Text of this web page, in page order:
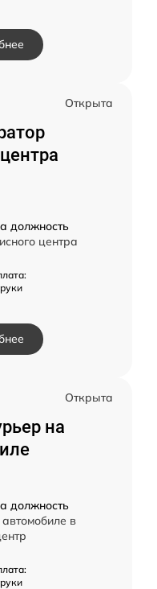
Открыта
должность
центра
Открыта
на
должность
в